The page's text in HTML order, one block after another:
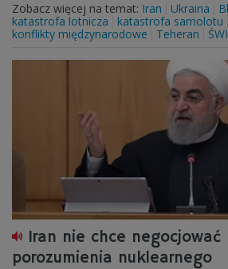
Zobacz więcej na temat: Iran Ukraina
katastrofa lotnicza
katastrofa samolotu
konflikty międzynarodowe
Teheran
Iran nie chce negocjować
porozumienia nuklearnego